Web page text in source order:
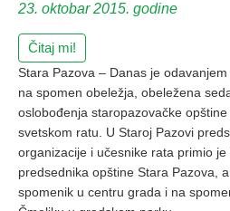
23. oktobar 2015. godine
Čitaj mi!
Stara Pazova – Danas je
na spomen obeležja, obeležena
oslobođenja staropazovačke
svetskom ratu. U Staroj Pazovi
organizacije i učesnike rata primio
predsednika opštine Stara Pazova,
spomenik u centru grada i na